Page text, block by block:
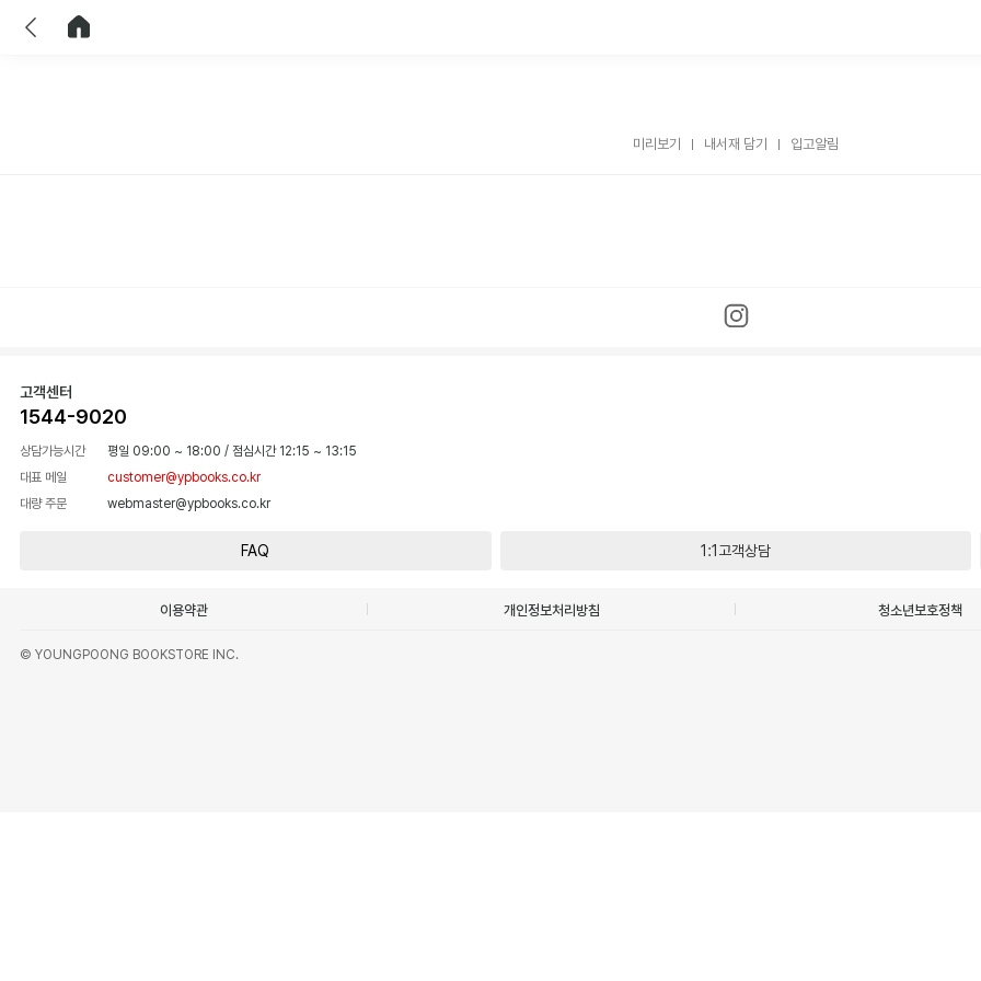
미리보기 내서재 담기 입고알림
고객센터
1544-9020
상담가능시간 평일 09:00 ~ 18:00 / 점심시간 12:15 ~ 13:15
대표 메일
customer@ypbooks.co.kr
대량 주문
webmaster@ypbooks.co.kr
FAQ 1:1고객상담
이용약관 개인정보처리방침 청소년보호정책
© YOUNGPOONG BOOKSTORE INC.